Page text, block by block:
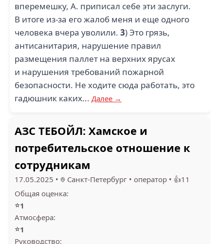
вперемешку, А. приписал себе эти заслуги.
В итоге из-за его жалоб меня и еще одного
человека вчера уволили. 3) Это грязь,
антисанитария, нарушение правил
размещения паллет на верхних ярусах
и нарушения требований пожарной
безопасности. Не ходите сюда работать, это
гадюшник каких... Далее →
АЗС ТЕБОЙЛ: Хамское и
потребительское отношение к
сотрудникам
17.05.2025 • Санкт-Петербург • оператор • 👍11
Общая оценка:
⭐1
Атмосфера:
⭐1
Руководство: